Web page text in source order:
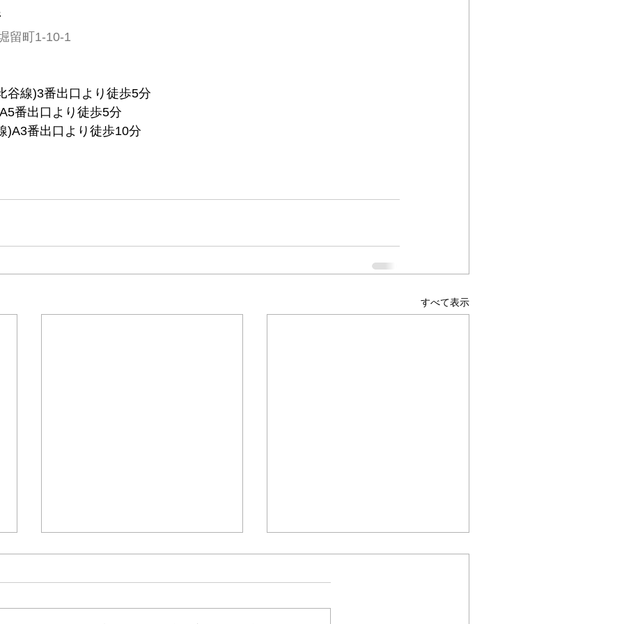
留町1-10-1
谷線)3番出口より徒歩5分
番出口より徒歩5分
)A3番出口より徒歩10分
すべて表示